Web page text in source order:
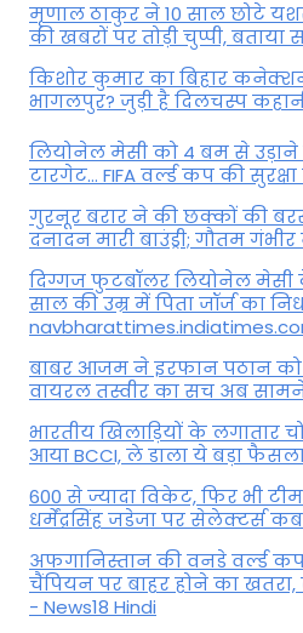
मृणाल ठाकुर ने 10 साल छोटे
की खबरों पर तोड़ी चुप्पी, बताया
किशोर कुमार का बिहार
भागलपुर? जुड़ी है दिलचस्प
ल‍ियोनेल मेसी को 4 बम से उड़ाने
टारगेट... FIFA वर्ल्ड कप की
गुरनूर बरार ने की छक्कों की
दनादन मारी बाउंड्री; गौतम
दिग्गज फुटबॉलर लियोनेल मेसी
साल की उम्र में पिता जॉर्ज का
बाबर आजम ने इरफान पठान को
वायरल तस्वीर का सच अब
भारतीय खिलाड़ियों के लगातार
आया BCCI, ले डाला ये बड़ा
600 से ज्यादा विकेट, फिर भी टीम
धर्मेंद्रसिंह जडेजा पर सेलेक्टर्स
अफगानिस्तान की वनडे वर्ल्ड कप
चैंपियन पर बाहर होने का खतरा,
- News18 Hindi